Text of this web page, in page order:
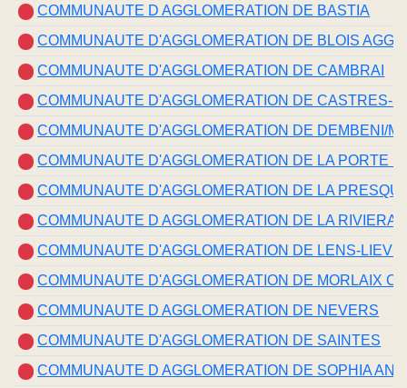
COMMUNAUTE D AGGLOMERATION DE BASTIA
COMMUNAUTE D'AGGLOMERATION DE BLOIS
COMMUNAUTE D'AGGLOMERATION DE CAMBRAI
COMMUNAUTE D'AGGLOMERATION DE CASTRES-
COMMUNAUTE D'AGGLOMERATION DE DEMBENI/
COMMUNAUTE D'AGGLOMERATION DE LA PORTE
COMMUNAUTE D'AGGLOMERATION DE LA
COMMUNAUTE D AGGLOMERATION DE LA RIVIERA
COMMUNAUTE D'AGGLOMERATION DE LENS-LIEVIN
COMMUNAUTE D'AGGLOMERATION DE MORLAIX
COMMUNAUTE D AGGLOMERATION DE NEVERS
COMMUNAUTE D'AGGLOMERATION DE SAINTES
COMMUNAUTE D AGGLOMERATION DE SOPHIA